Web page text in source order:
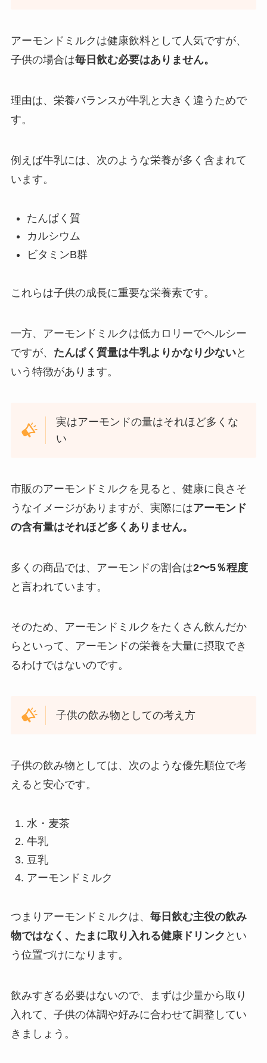
アーモンドミルクは健康飲料として人気ですが、
子供の場合は毎日飲む必要はありません。
理由は、栄養バランスが牛乳と大きく違うためで
す。
例えば牛乳には、次のような栄養が多く含まれて
います。
たんぱく質
カルシウム
ビタミンB群
これらは子供の成長に重要な栄養素です。
一方、アーモンドミルクは低カロリーでヘルシー
ですが、 たんぱく質量は牛乳よりかなり少ないと
いう特徴があります。
実はアーモンドの量はそれほど多くな
い
市販のアーモンドミルクを見ると、健康に良さそ
うなイメージがありますが、実際にはアーモンド
の含有量はそれほど多くありません。
多くの商品では、アーモンドの割合は2〜5％程度
と言われています。
そのため、アーモンドミルクをたくさん飲んだか
らといって、アーモンドの栄養を大量に摂取でき
るわけではないのです。
子供の飲み物としての考え方
子供の飲み物としては、次のような優先順位で考
えると安心です。
水・麦茶
牛乳
豆乳
アーモンドミルク
つまりアーモンドミルクは、 毎日飲む主役の飲み
物ではなく、たまに取り入れる健康ドリンク とい
う位置づけになります。
飲みすぎる必要はないので、まずは少量から取り
入れて、子供の体調や好みに合わせて調整してい
きましょう。